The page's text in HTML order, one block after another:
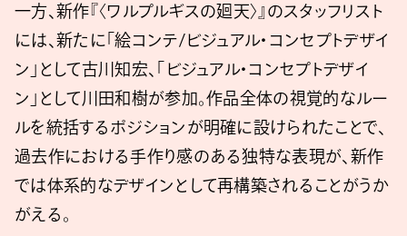
一方、新作『〈ワルプルギスの廻天〉』のスタッフリスト
には、新たに「絵コンテ/ビジュアル・コンセプトデザイ
ン」として古川知宏、「ビジュアル・コンセプトデザイ
ン」として川田和樹が参加。作品全体の視覚的なルー
ルを統括するポジションが明確に設けられたことで、
過去作における手作り感のある独特な表現が、新作
では体系的なデザインとして再構築されることがうか
がえる。